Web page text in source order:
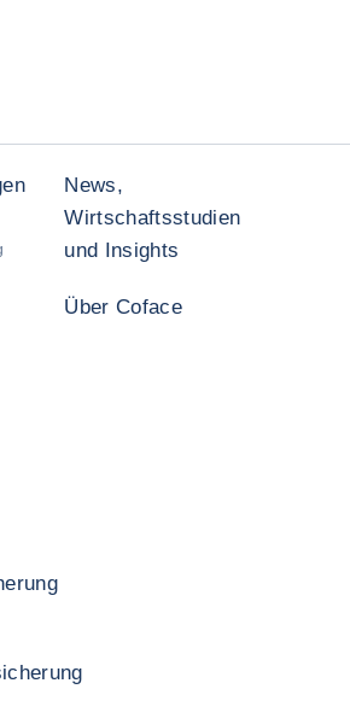
News,
Wirtschaftsstudien
und Insights
Über Coface